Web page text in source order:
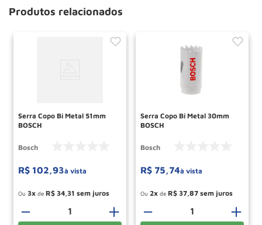
Produtos relacionados
Serra Copo Bi Metal 51mm
BOSCH
Bosch
R$ 102,93à vista
Ou 3 de R$ 34,31
＋
－
Serra Copo Bi Metal 30mm
BOSCH
Bosch
R$ 75,74à vista
Ou 2 de R$ 37,87
＋
－